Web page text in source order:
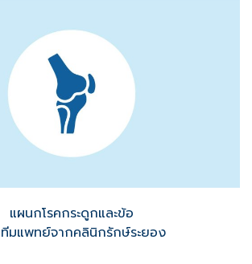
แผนกโรคกระดูกและข้อ
มแพทย์จากคลินิกรักษ์ระยอง